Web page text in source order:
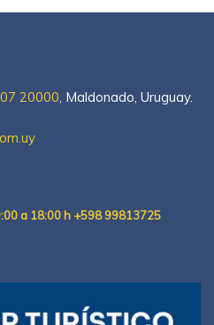
20000, Maldonado, Uruguay.
a 18:00 h +598 99813725